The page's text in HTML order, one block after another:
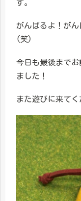
す。
がんばるよ！がん
(笑)
今日も最後まで
ました！
また遊びに来てく